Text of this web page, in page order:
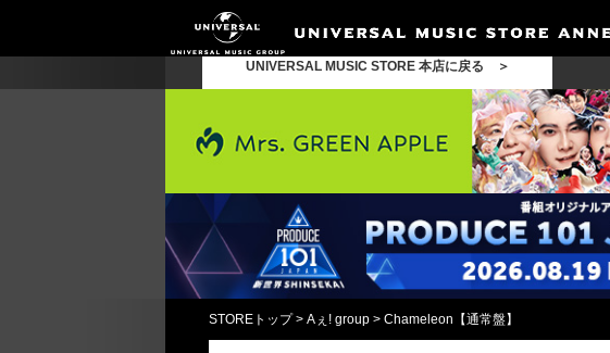
UNIVERSAL MUSIC STORE 本店に戻る ＞
STOREトップ> Aぇ! group > Chameleon【通常盤】